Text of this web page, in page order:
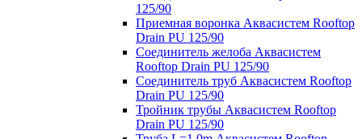
125/90
Приемная воронка Аквасистем Rooftop
Drain PU 125/90
Соединитель желоба Аквасистем
Rooftop Drain PU 125/90
Соединитель труб Аквасистем Rooftop
Drain PU 125/90
Тройник трубы Аквасистем Rooftop
Drain PU 125/90